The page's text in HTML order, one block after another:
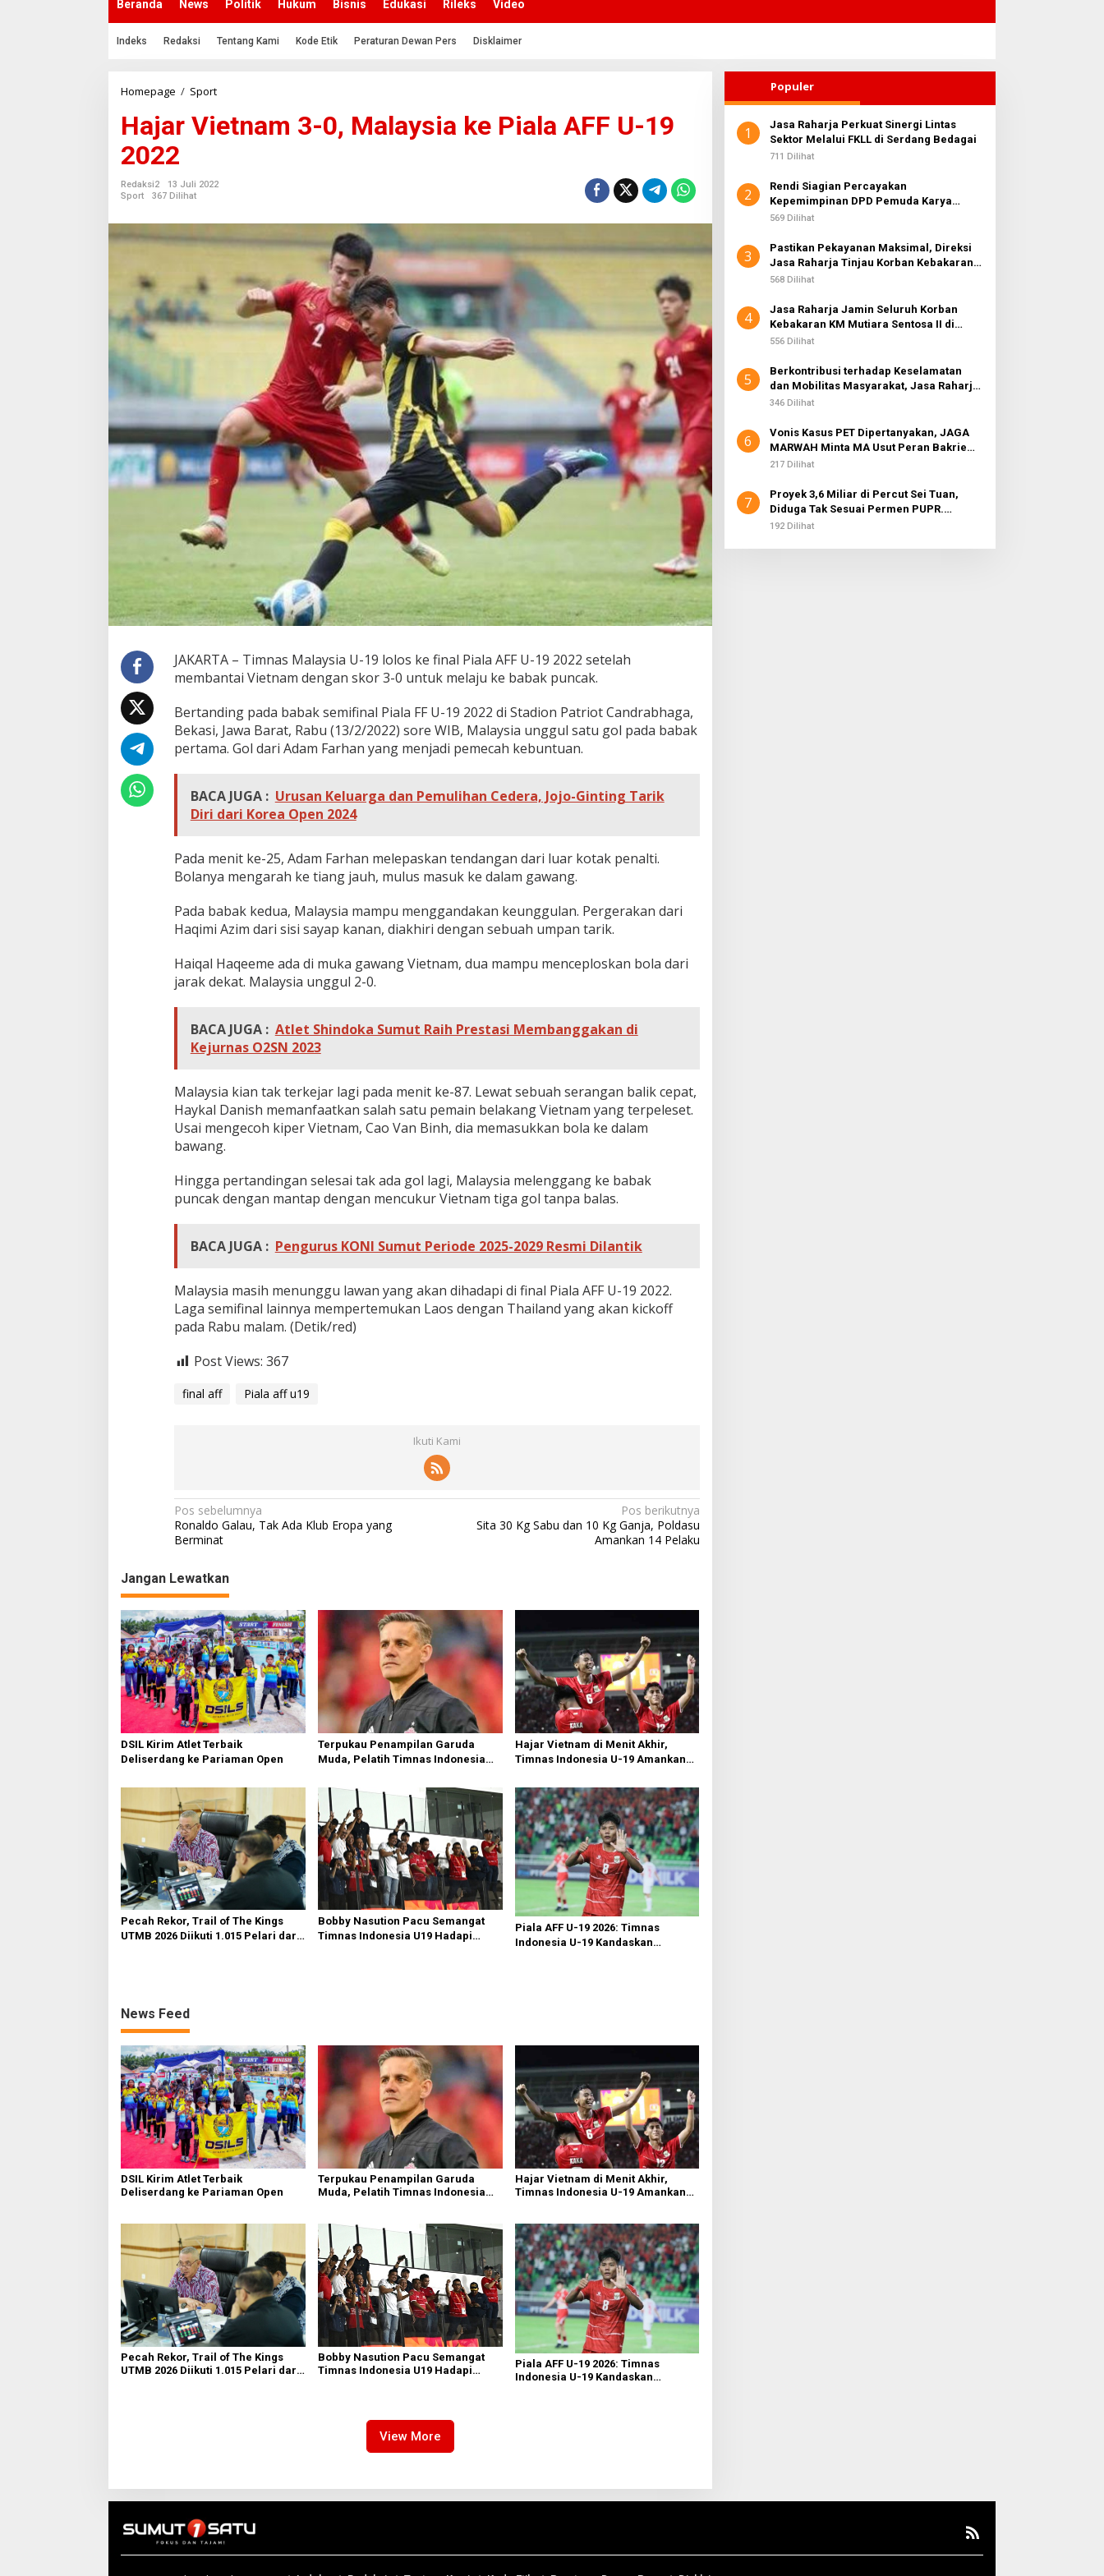
Beranda News Politik Hukum Bisnis Edukasi Rileks Video
Indeks Redaksi Tentang Kami Kode Etik Peraturan Dewan Pers Disklaimer
Homepage / Sport
j
a
i
n
a
M
s
a
k
P
a
l
a
A
F
-
1
2
0
2
Hajar Vietnam 3-0, Malaysia ke Piala AFF U-19
2022
Redaksi2
13 Juli 2022
Sport
367 Dilihat
JAKARTA – Timnas Malaysia U-19 lolos ke final Piala AFF U-19 2022 setelah
membantai Vietnam dengan skor 3-0 untuk melaju ke babak puncak.
Bertanding pada babak semifinal Piala FF U-19 2022 di Stadion Patriot Candrabhaga,
Bekasi, Jawa Barat, Rabu (13/2/2022) sore WIB, Malaysia unggul satu gol pada babak
pertama. Gol dari Adam Farhan yang menjadi pemecah kebuntuan.
BACA JUGA : Urusan Keluarga dan Pemulihan Cedera, Jojo-Ginting Tarik
Diri dari Korea Open 2024
Pada menit ke-25, Adam Farhan melepaskan tendangan dari luar kotak penalti.
Bolanya mengarah ke tiang jauh, mulus masuk ke dalam gawang.
Pada babak kedua, Malaysia mampu menggandakan keunggulan. Pergerakan dari
Haqimi Azim dari sisi sayap kanan, diakhiri dengan sebuah umpan tarik.
Haiqal Haqeeme ada di muka gawang Vietnam, dua mampu menceploskan bola dari
jarak dekat. Malaysia unggul 2-0.
BACA JUGA : Atlet Shindoka Sumut Raih Prestasi Membanggakan di
Kejurnas O2SN 2023
Malaysia kian tak terkejar lagi pada menit ke-87. Lewat sebuah serangan balik cepat,
Haykal Danish memanfaatkan salah satu pemain belakang Vietnam yang terpeleset.
Usai mengecoh kiper Vietnam, Cao Van Binh, dia memasukkan bola ke dalam
bawang.
Hingga pertandingan selesai tak ada gol lagi, Malaysia melenggang ke babak
puncak dengan mantap dengan mencukur Vietnam tiga gol tanpa balas.
BACA JUGA : Pengurus KONI Sumut Periode 2025-2029 Resmi Dilantik
Malaysia masih menunggu lawan yang akan dihadapi di final Piala AFF U-19 2022.
Laga semifinal lainnya mempertemukan Laos dengan Thailand yang akan kickoff
pada Rabu malam. (Detik/red)
Post Views: 367
final aff Piala aff u19
Ikuti Kami
N
a
i
g
a
s
i
p
o
s
Pos sebelumnya
Ronaldo Galau, Tak Ada Klub Eropa yang
Berminat
Pos berikutnya
Sita 30 Kg Sabu dan 10 Kg Ganja, Poldasu
Amankan 14 Pelaku
Jangan Lewatkan
DSIL Kirim Atlet Terbaik
Deliserdang ke Pariaman Open
Terpukau Penampilan Garuda
Muda, Pelatih Timnas Indonesia
Aksi Timnas U-19
Hajar Vietnam di Menit Akhir,
Timnas Indonesia U-19 Amankan
Pecah Rekor, Trail of The Kings
UTMB 2026 Diikuti 1.015 Pelari dari
Bobby Nasution Pacu Semangat
Timnas Indonesia U19 Hadapi
Piala AFF U-19 2026: Timnas
Indonesia U-19 Kandaskan
News Feed
DSIL Kirim Atlet Terbaik
Deliserdang ke Pariaman Open
Terpukau Penampilan Garuda
Muda, Pelatih Timnas Indonesia
Hajar Vietnam di Menit Akhir,
Timnas Indonesia U-19 Amankan
Pecah Rekor, Trail of The Kings
UTMB 2026 Diikuti 1.015 Pelari dari
Bobby Nasution Pacu Semangat
Timnas Indonesia U19 Hadapi
Piala AFF U-19 2026: Timnas
Indonesia U-19 Kandaskan
View More
Populer
1
Jasa Raharja Perkuat Sinergi Lintas
Sektor Melalui FKLL di Serdang Bedagai
711 Dilihat
2
Rendi Siagian Percayakan
Kepemimpinan DPD Pemuda Karya
Nasional Kota Medan kepada Josef
569 Dilihat
3
Pastikan Pekayanan Maksimal, Direksi
Jasa Raharja Tinjau Korban Kebakaran
KM Mutiara Sentosa II
568 Dilihat
4
Jasa Raharja Jamin Seluruh Korban
Kebakaran KM Mutiara Sentosa II di
Perairan Sumenep
556 Dilihat
5
Berkontribusi terhadap Keselamatan
dan Mobilitas Masyarakat, Jasa Raharja
Raih Penghargaan di Ajang Transportasi
346 Dilihat
6
Vonis Kasus PET Dipertanyakan, JAGA
MARWAH Minta MA Usut Peran Bakrie
Group
217 Dilihat
7
Proyek 3,6 Miliar di Percut Sei Tuan,
Diduga Tak Sesuai Permen PUPR.
Volume dan Nama Pengawas Tidak
192 Dilihat